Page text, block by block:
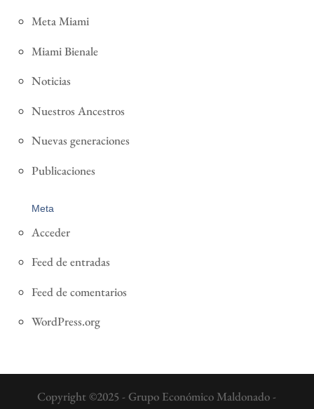
Meta Miami
Miami Bienale
Noticias
Nuestros Ancestros
Nuevas generaciones
Publicaciones
Meta
Acceder
Feed de entradas
Feed de comentarios
WordPress.org
Copyright ©2025 - Grupo Económico Maldonado -